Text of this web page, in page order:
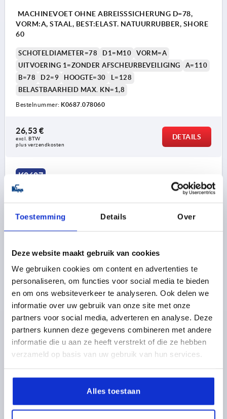
Toestemming Details Over
Deze website maakt gebruik van cookies
We gebruiken cookies om content en advertenties te
personaliseren, om functies voor social media te bieden
en om ons websiteverkeer te analyseren. Ook delen we
informatie over uw gebruik van onze site met onze
partners voor social media, adverteren en analyse. Deze
partners kunnen deze gegevens combineren met andere
informatie die u aan ze heeft verstrekt of die ze hebben
verzameld op basis van uw gebruik van hun services.
Alles toestaan
MACHINEVOET OHNE ABREISSSICHERUNG D=78,
VORM:A, STAAL, BEST:ELAST. NATUURRUBBER, SHORE
60
SCHOTELDIAMETER=78 D1=M10
VORM=A
UITVOERING 1=ZONDER AFSCHEURBEVEILIGING
A=110
B=78
D2=9 HOOGTE=30
L=128
BELASTBAARHEID MAX. KN=1,8
Bestelnummer: K0687.078060
26,53 €
excl. BTW
plus verzendkosten
DETAILS
K0687
VORM:A, STAAL, BEST:ELAST. NATUURRUBBER, SHORE
60
UITVOERING 1=MET AFSCHEURBEVEILIGING
BELASTBAARHEID MAX. KN=1,8
Bestelnummer: K0687.078160
33,44 €